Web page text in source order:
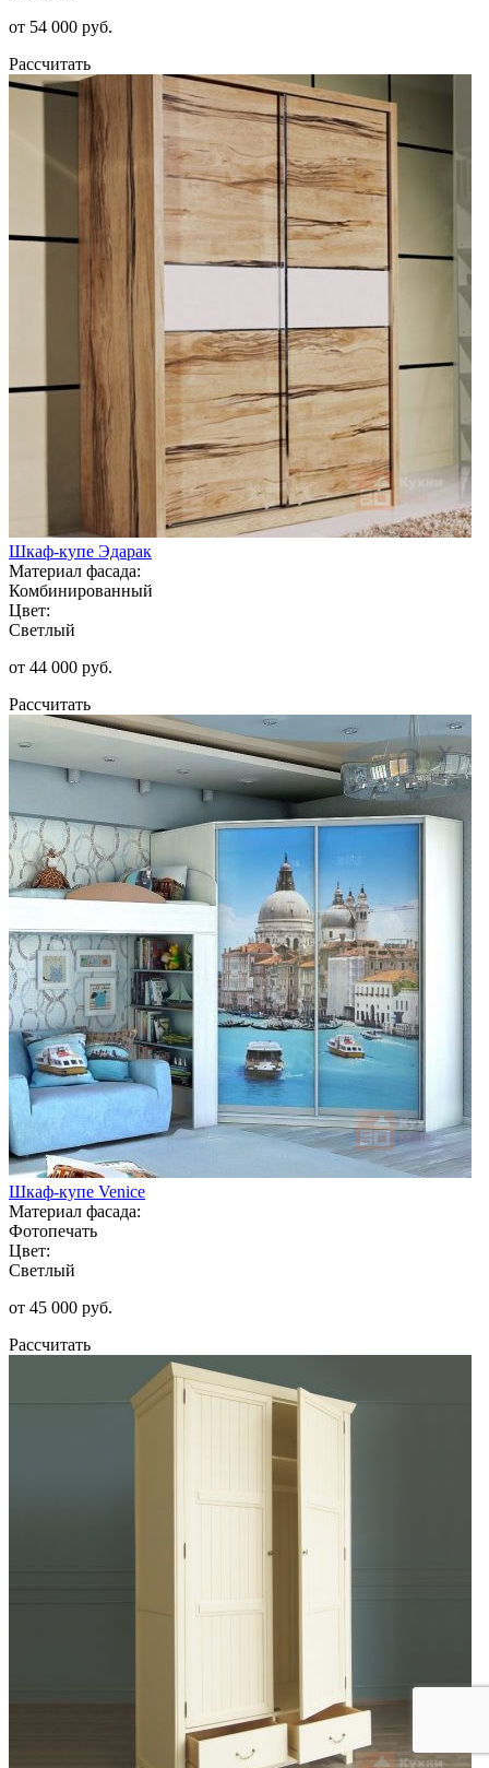
от 54 000 руб.
Рассчитать
Шкаф-купе Эдарак
Материал фасада:
Комбинированный
Цвет:
Светлый
от 44 000 руб.
Рассчитать
Шкаф-купе Venice
Материал фасада:
Фотопечать
Цвет:
Светлый
от 45 000 руб.
Рассчитать